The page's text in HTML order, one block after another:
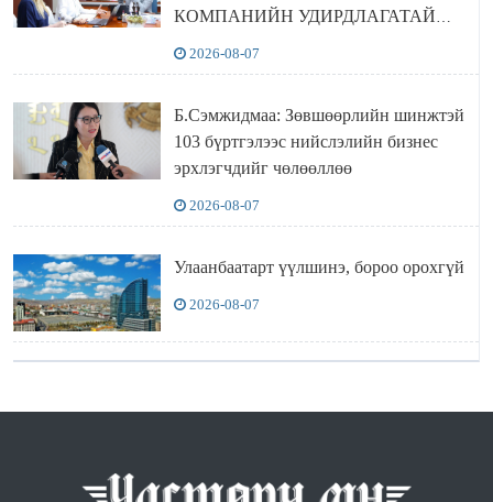
КОМПАНИЙН УДИРДЛАГАТАЙ
2026-08-07
Б.Сэмжидмаа: Зөвшөөрлийн шинжтэй
103 бүртгэлээс нийслэлийн бизнес
эрхлэгчдийг чөлөөллөө
2026-08-07
Улаанбаатарт үүлшинэ, бороо орохгүй
2026-08-07